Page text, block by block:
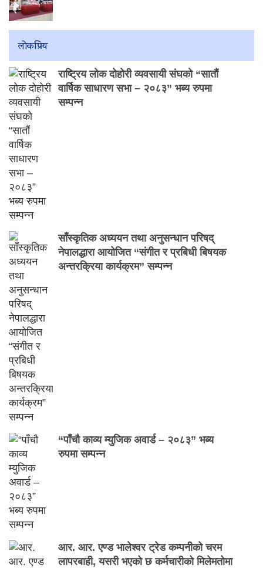
लाेकप्रिय
राष्ट्रिय लोक दोहोरी व्यवसायी संघको “सातौं
वार्षिक साधारण सभा – २०८३” भब्य रुपमा
सम्पन्न
साँस्कृतिक अध्ययन तथा अनुसन्धान परिषद्
नेपालद्धारा आयोजित “संगीत र प्रबिधी बिषयक
अन्तरक्रिया कार्यक्रम” सम्पन्न
“पाँचौ काव्य म्युजिक अवार्ड – २०८३” भब्य
रुपमा सम्पन्न
आर. आर. एण्ड भालेश्वर ट्रेड कम्पनीको चरम
लापरबाही, यसरी भएको छ कर्मचारीको मिलेमतोमा